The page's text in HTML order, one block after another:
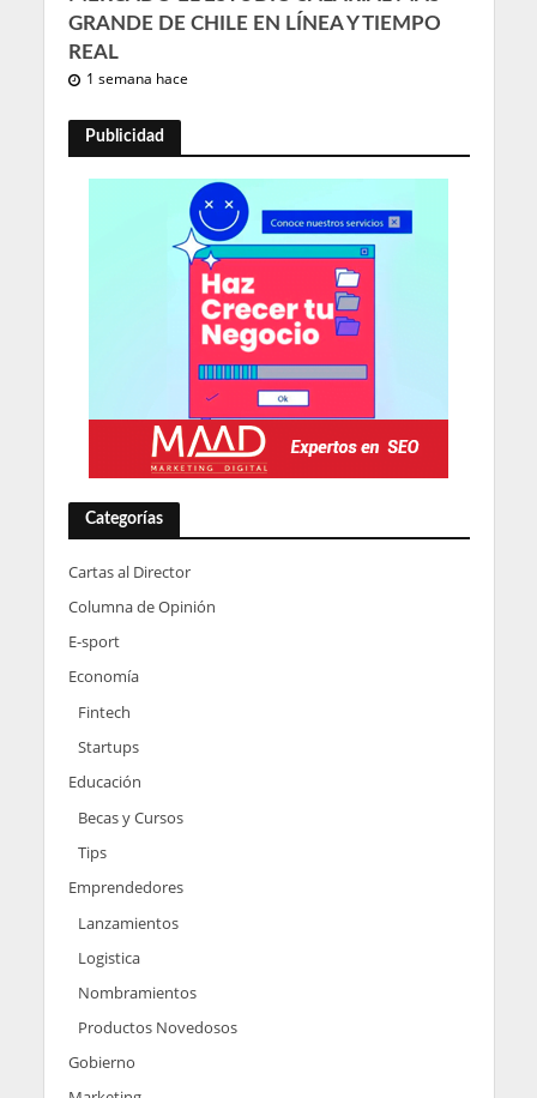
GRANDE DE CHILE EN LÍNEA Y TIEMPO
REAL
1 semana hace
Publicidad
Categorías
Cartas al Director
Columna de Opinión
E-sport
Economía
Fintech
Startups
Educación
Becas y Cursos
Tips
Emprendedores
Lanzamientos
Logistica
Nombramientos
Productos Novedosos
Gobierno